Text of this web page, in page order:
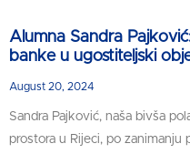
Alumna Sandra
banke u ugostiteljski
August 20, 2024
Sandra Pajković, naša bivša
prostora u Rijeci, po zanimanju